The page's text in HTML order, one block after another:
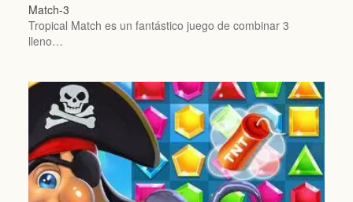
Match-3
Tropical Match es un fantástico juego de combinar 3
lleno…